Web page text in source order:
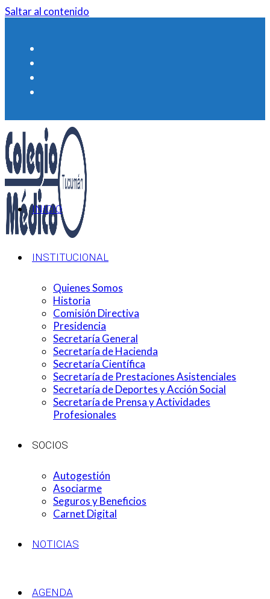
Saltar al contenido
INICIO
INSTITUCIONAL
Quienes Somos
Historia
Comisión Directiva
Presidencia
Secretaría General
Secretaría de Hacienda
Secretaría Científica
Secretaría de Prestaciones Asistenciales
Secretaría de Deportes y Acción Social
Secretaría de Prensa y Actividades
Profesionales
SOCIOS
Autogestión
Asociarme
Seguros y Beneficios
Carnet Digital
NOTICIAS
AGENDA